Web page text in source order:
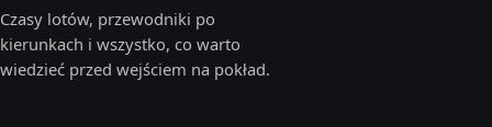
Czasy lotów, przewodniki po
kierunkach i wszystko, co warto
wiedzieć przed wejściem na pokład.